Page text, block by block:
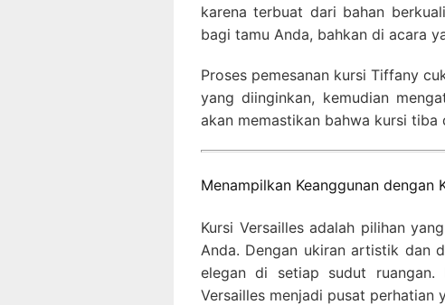
karena terbuat dari bahan
bagi tamu Anda, bahkan di acara
Proses pemesanan kursi Tiffany
yang diinginkan, kemudian
akan memastikan bahwa kursi
Menampilkan Keanggunan dengan
Kursi Versailles adalah pilihan
Anda. Dengan ukiran artistik dan
elegan di setiap sudut
Versailles menjadi pusat perhatian